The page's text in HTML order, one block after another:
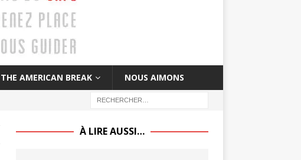
THE AMERICAN BREAK NOUS AIMONS
À LIRE AUSSI…